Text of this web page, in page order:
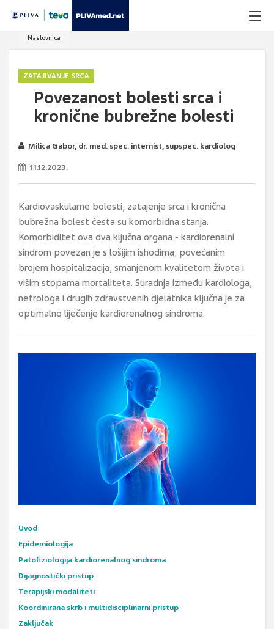
Naslovnica
ZATAJIVANJE SRCA
Povezanost bolesti srca i
kronične bubrežne bolesti
Milica Gabor, dr. med. spec. internist, supspec. kardiolog
11.12.2023.
Kardiovaskularne bolesti, zatajenje srca i kronična
bubrežna bolest česta su komorbidna stanja.
Komorbiditet ova dva ključna organa - kardiorenalni
sindrom povezan je s lošijim ishodima, povećanim
brojem hospitalizacija, smanjenom kvalitetom života i
višim stopama mortaliteta. Suradnja između kardiologa,
nefrologa i drugih zdravstvenih djelatnika ključna je za
optimalno liječenje kardiorenalnog sindroma.
Uvod
Epidemiologija
Patofiziologija kardiorenalnog sindroma
Dijagnostički pristup
Terapijski modaliteti
Koordinirana skrb i multidisciplinarni pristup
Zaključak